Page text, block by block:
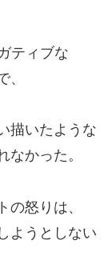
ティブな
、
描いたような
なかった。
の怒りは、
ようとしない